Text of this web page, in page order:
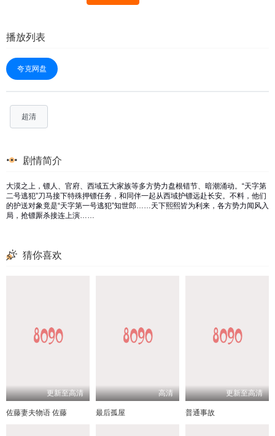
播放列表
夸克网盘
超清
剧情简介
大漠之上，镖人、官府、西域五大家族等多方势力盘根错节、暗潮涌动。“天字第
二号逃犯”刀马接下特殊押镖任务，和同伴一起从西域护镖远赴长安。不料，他们
的护送对象竟是“天字第一号逃犯”知世郎……天下熙熙皆为利来，各方势力闻风入
局，抢镖厮杀接连上演……
猜你喜欢
更新至高清
佐藤妻夫物语 佐藤
高清
最后孤屋
更新至高清
普通事故